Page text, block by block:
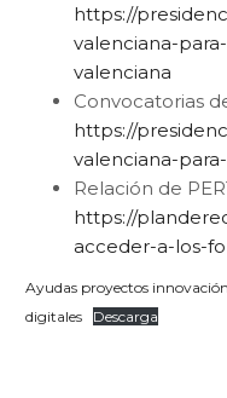
https://
valenciana-
valenciana
Convocatorias
https://
valenciana-
Relación de
https://
acceder-a-los-
Ayudas proyectos
digitales
Descarga